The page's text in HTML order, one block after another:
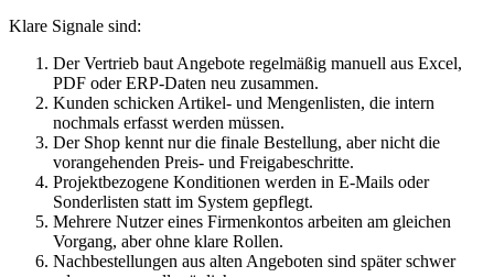
Klare Signale sind:
Der Vertrieb baut Angebote regelmäßig manuell aus Excel,
PDF oder ERP-Daten neu zusammen.
Kunden schicken Artikel- und Mengenlisten, die intern
nochmals erfasst werden müssen.
Der Shop kennt nur die finale Bestellung, aber nicht die
vorangehenden Preis- und Freigabeschritte.
Projektbezogene Konditionen werden in E-Mails oder
Sonderlisten statt im System gepflegt.
Mehrere Nutzer eines Firmenkontos arbeiten am gleichen
Vorgang, aber ohne klare Rollen.
Nachbestellungen aus alten Angeboten sind später schwer